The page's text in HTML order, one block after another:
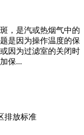
，是汽或热烟气中的
是因为操作温度的保
因为过滤室的关闭时
保...
排放标准